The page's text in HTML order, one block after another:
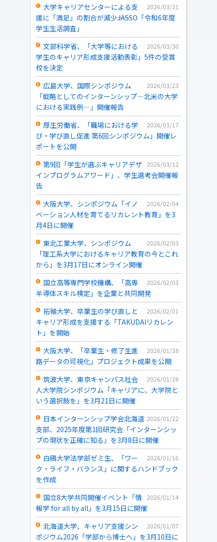
2026/03/31
大学キャリアセンターによる支
援に「満足」の割合が減少――JASSO「令和6年度
学生生活調査」
2026/03/30
文部科学省、「大学等における
学生のキャリア形成支援活動表彰」5件の受賞
校を決定
2026/03/23
広島大学、国際シンポジウム
「戦略としてのインターンシップ―北米の大学
における実践例―」開催報告
2026/03/17
厚生労働省、「職場における学
び・学び直し促進 第6回シンポジウム」開催レ
ポートを公開
2026/03/12
第9回「学生が選ぶキャリアデザ
インプログラムアワード」、学生選考会開催報
告
2026/02/04
大阪大学、シンポジウム「イノ
ベーション人材を育てるリカレント教育」を3
月4日に開催
2026/02/03
東北工業大学、シンポジウム
「理工系大学におけるキャリア教育の今とこれ
から」を3月17日にオンライン開催
2026/02/03
国立高等専門学校機構、「高専
半導体スキル検定」を企業と共同開発
2026/02/01
拓殖大学、卒業生の学び直しと
キャリア形成を支援する「TAKUDAIリカレン
ト」を開始
2026/01/28
大阪大学、「卒業生・修了生進
路データの可視化」プロジェクト成果を公開
2026/01/28
筑波大学、東京キャンパス社会
人大学院シンポジウム「キャリアに、大学院と
いう選択肢を」を3月21日に開催
2026/01/22
日本インターンシップ学会北海道
支部、2025年度第1回研究会「インターンシッ
プの現状を正確に知る」を3月8日に開催
2026/01/16
白鴎大学法学部ゼミ生、「ワー
ク・ライフ・バランス」に関するハンドブック
を作成
2026/01/14
国立8大学共同開催イベント「情
報学 for all by all」を3月15日に開催
2026/01/07
北海道大学、キャリア支援シン
ポジウム2026「学部から博士へ」を3月10日に